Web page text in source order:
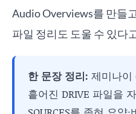
Audio Overviews를 만들
파일 정리도 도울 수 있다
한 문장 정리: 제미나이
흩어진 DRIVE 파일을